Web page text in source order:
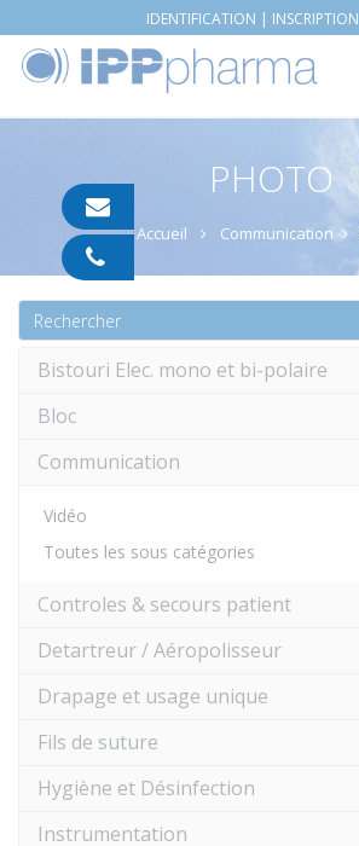
IDENTIFICATION | INSCRIPTION
PHOTO
Accueil Communication
Bistouri Elec. mono et bi-polaire
Bloc
Communication
Vidéo
Toutes les sous catégories
Controles & secours patient
Detartreur / Aéropolisseur
Drapage et usage unique
Fils de suture
Hygiène et Désinfection
Instrumentation
pharma.com
91
05